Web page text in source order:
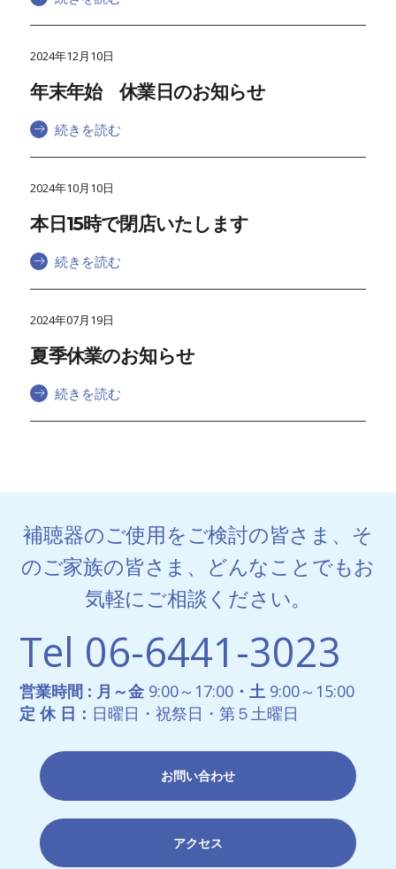
2024年12月10日
年末年始 休業日のお知らせ
続きを読む
2024年10月10日
本日15時で閉店いたします
続きを読む
2024年07月19日
夏季休業のお知らせ
続きを読む
補聴器のご使用をご検討の皆さま、そ
のご家族の皆さま、どんなことでもお
気軽にご相談ください。
Tel 06-6441-3023
営業時間 : 月～金 9:00～17:00 ・土 9:00～15:00
定 休 日： 日曜日・祝祭日・第５土曜日
お問い合わせ
アクセス